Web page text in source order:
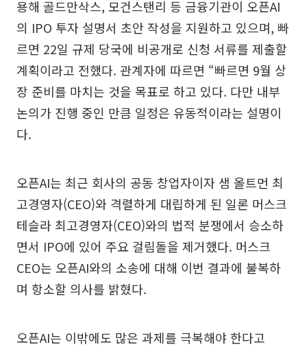
용해 골드만삭스, 모건스탠리 등 금융기관이 오픈AI
의 IPO 투자 설명서 초안 작성을 지원하고 있으며, 빠
르면 22일 규제 당국에 비공개로 신청 서류를 제출할
계획이라고 전했다. 관계자에 따르면 “빠르면 9월 상
장 준비를 마치는 것을 목표로 하고 있다. 다만 내부
논의가 진행 중인 만큼 일정은 유동적이라는 설명이
다.
오픈AI는 최근 회사의 공동 창업자이자 샘 올트먼 최
고경영자(CEO)와 격렬하게 대립하게 된 일론 머스크
테슬라 최고경영자(CEO)와의 법적 분쟁에서 승소하
면서 IPO에 있어 주요 걸림돌을 제거했다. 머스크
CEO는 오픈AI와의 소송에 대해 이번 결과에 불복하
며 항소할 의사를 밝혔다.
오픈AI는 이밖에도 많은 과제를 극복해야 한다고